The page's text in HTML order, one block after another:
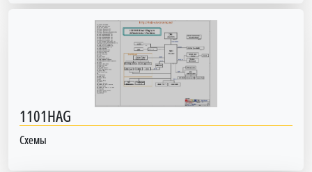
1101HAG
Схемы